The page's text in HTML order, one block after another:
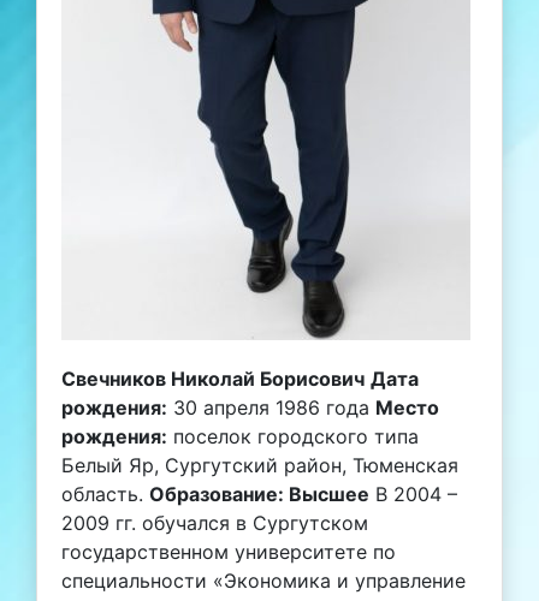
Свечников Николай Борисович Дата
рождения: 30 апреля 1986 года Место
рождения: поселок городского типа
Белый Яр, Сургутский район, Тюменская
область. Образование: Высшее В 2004 –
2009 гг. обучался в Сургутском
государственном университете по
специальности «Экономика и управление